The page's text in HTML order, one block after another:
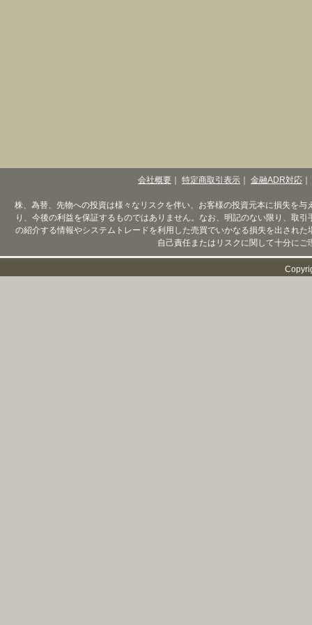
会社概要 特定商取引表示 金融ADR対応
株、為替、先物への投資は様々なリスクを伴い、お客様の投資元本に損失を
り、今後の利益を保証するものではありません。なお、明記のない限り、取
の紹介する情報やシステムトレードを利用した売買でいかなる損失を出され
自己責任またはリスクに関して十分に